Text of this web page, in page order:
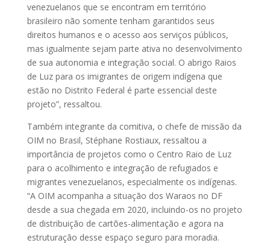
venezuelanos que se encontram em território
brasileiro não somente tenham garantidos seus
direitos humanos e o acesso aos serviços públicos,
mas igualmente sejam parte ativa no desenvolvimento
de sua autonomia e integração social. O abrigo Raios
de Luz para os imigrantes de origem indígena que
estão no Distrito Federal é parte essencial deste
projeto”, ressaltou.
Também integrante da comitiva, o chefe de missão da
OIM no Brasil, Stéphane Rostiaux, ressaltou a
importância de projetos como o Centro Raio de Luz
para o acolhimento e integração de refugiados e
migrantes venezuelanos, especialmente os indígenas.
“A OIM acompanha a situação dos Waraos no DF
desde a sua chegada em 2020, incluindo-os no projeto
de distribuição de cartões-alimentação e agora na
estruturação desse espaço seguro para moradia.